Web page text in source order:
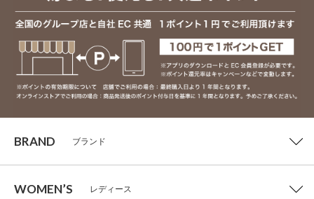
BRAND ブランド
WOMEN’S レディース